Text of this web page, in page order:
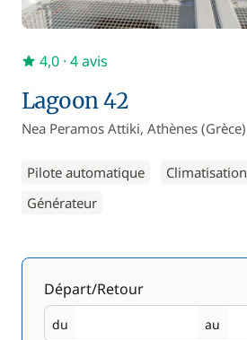
Lagoon 42
Nea Peramos Attiki, Athènes (Grèce)
Pilote automatique Climatisation
Générateur
4,0 · 4 avis
Départ/Retour
du
Départ au
Retour